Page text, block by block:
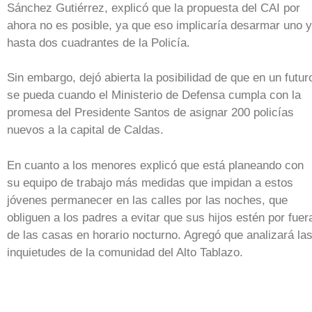
Sánchez Gutiérrez, explicó que la propuesta del CAI por
ahora no es posible, ya que eso implicaría desarmar uno y
hasta dos cuadrantes de la Policía.
Sin embargo, dejó abierta la posibilidad de que en un
se pueda cuando el Ministerio de Defensa cumpla con la
promesa del Presidente Santos de asignar 200 policías
nuevos a la capital de Caldas.
En cuanto a los menores explicó que está planeando con
su equipo de trabajo más medidas que impidan a estos
jóvenes permanecer en las calles por las noches, que
obliguen a los padres a evitar que sus hijos estén por
de las casas en horario nocturno. Agregó que analizará las
inquietudes de la comunidad del Alto Tablazo.